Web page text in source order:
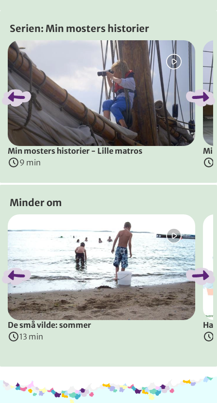
Historier
Tømmerflåder
Theodor vil også have et guldanker magen til Lolas,
Instruktører:
Tone Mygind Rostbøll
Tone Mygind Rostbøll &Søren
( Danmark , 2017)
Serien: Min mosters historier
Spring bånd over
Min mosters historier - Lille matros
9 min
Minder om
Spring bånd over
De små vilde: sommer
13 min
Info og kontakt